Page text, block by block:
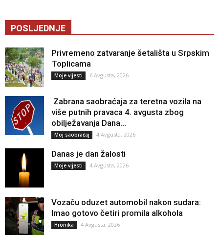
POSLJEDNJE
Privremeno zatvaranje šetališta u Srpskim
Toplicama
Moje vijesti 6 Avgusta, 2026
Zabrana saobraćaja za teretna vozila na
više putnih pravaca 4. avgusta zbog
obilježavanja Dana...
Moj saobraćaj 4 Avgusta, 2026
Danas je dan žalosti
Moje vijesti 4 Avgusta, 2026
Vozaču oduzet automobil nakon sudara:
Imao gotovo četiri promila alkohola
Hronika 4 Avgusta, 2026